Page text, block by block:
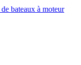
bateaux à moteur